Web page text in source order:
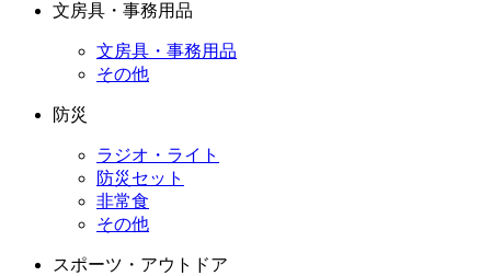
文房具・事務用品
文房具・事務用品
その他
防災
ラジオ・ライト
防災セット
非常食
その他
スポーツ・アウトドア